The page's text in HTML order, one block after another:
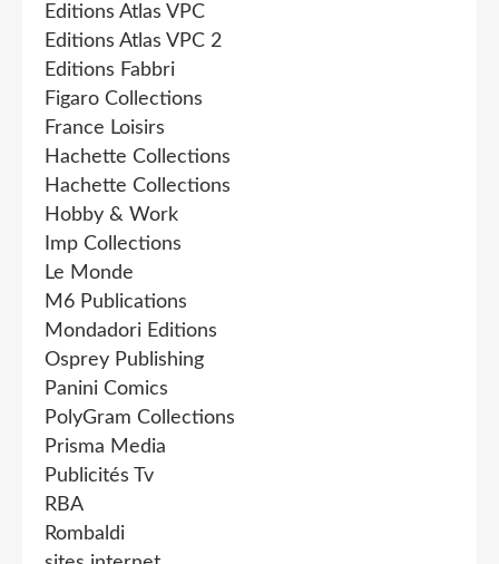
Editions Atlas VPC
Editions Atlas VPC 2
Editions Fabbri
Figaro Collections
France Loisirs
Hachette Collections
Hachette Collections
Hobby & Work
Imp Collections
Le Monde
M6 Publications
Mondadori Editions
Osprey Publishing
Panini Comics
PolyGram Collections
Prisma Media
Publicités Tv
RBA
Rombaldi